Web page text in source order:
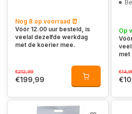
Nog 8 op voorraad ⏰
Vóór 12.00 uur besteld, is
veelal dezelfde werkdag
met de koerier mee.
€212,99
€199,99
Op
met